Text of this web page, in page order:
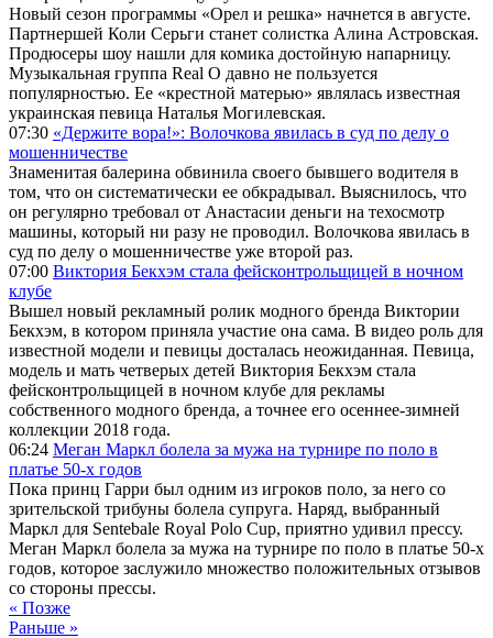
Новый сезон программы «Орел и решка» начнется в августе.
Партнершей Коли Серьги станет солистка Алина Астровская.
Продюсеры шоу нашли для комика достойную напарницу.
Музыкальная группа Real O давно не пользуется
популярностью. Ее «крестной матерью» являлась известная
украинская певица Наталья Могилевская.
07:30 «Держите вора!»: Волочкова явилась в суд по делу о
мошенничестве
Знаменитая балерина обвинила своего бывшего водителя в
том, что он систематически ее обкрадывал. Выяснилось, что
он регулярно требовал от Анастасии деньги на техосмотр
машины, который ни разу не проводил. Волочкова явилась в
суд по делу о мошенничестве уже второй раз.
07:00 Виктория Бекхэм стала фейсконтрольщицей в ночном
клубе
Вышел новый рекламный ролик модного бренда Виктории
Бекхэм, в котором приняла участие она сама. В видео роль для
известной модели и певицы досталась неожиданная. Певица,
модель и мать четверых детей Виктория Бекхэм стала
фейсконтрольщицей в ночном клубе для рекламы
собственного модного бренда, а точнее его осеннее-зимней
коллекции 2018 года.
06:24 Меган Маркл болела за мужа на турнире по поло в
платье 50-х годов
Пока принц Гарри был одним из игроков поло, за него со
зрительской трибуны болела супруга. Наряд, выбранный
Маркл для Sentebale Royal Polo Cup, приятно удивил прессу.
Меган Маркл болела за мужа на турнире по поло в платье 50-х
годов, которое заслужило множество положительных отзывов
со стороны прессы.
« Позже
Раньше »